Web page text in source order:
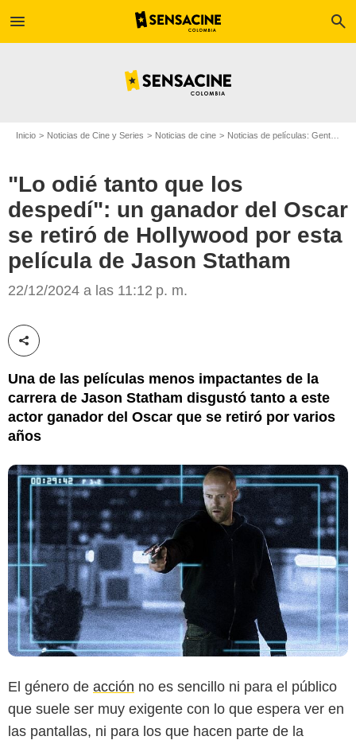
menu search
Inicio Noticias de Cine y Series Noticias de cine Noticias de películas: Gente
"Lo odié tanto que los
despedí": un ganador del Oscar
se retiró de Hollywood por esta
película de Jason Statham
22/12/2024 a las 11:12 p. m.
Compartir esta noticia
Una de las películas menos impactantes de la
carrera de Jason Statham disgustó tanto a este
actor ganador del Oscar que se retiró por varios
años
El género de acción no es sencillo ni para el público
que suele ser muy exigente con lo que espera ver en
las pantallas, ni para los que hacen parte de la